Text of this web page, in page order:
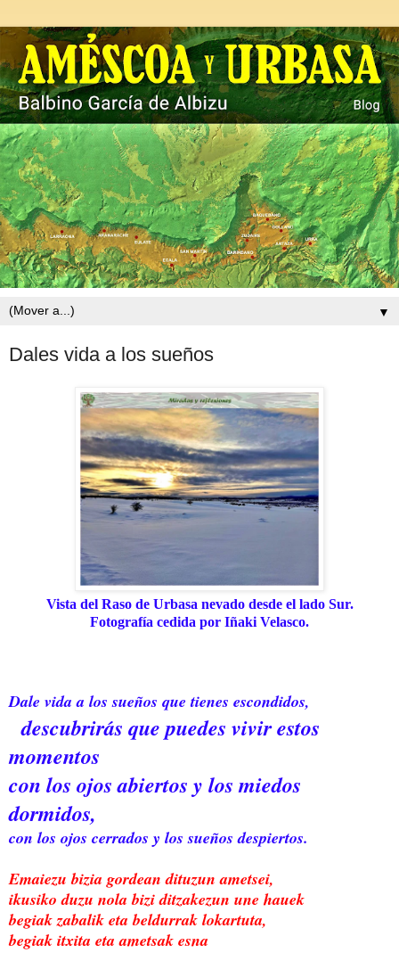
▼
Dales vida a los sueños
Vista del Raso de Urbasa nevado desde el lado Sur.
Fotografía cedida por Iñaki Velasco.
Dale vida a los sueños que tienes escondidos,
descubrirás que puedes vivir estos
momentos
con los ojos abiertos y los miedos
dormidos,
con los ojos cerrados y los sueños despiertos.
Emaiezu bizia gordean dituzun ametsei,
ikusiko duzu nola bizi ditzakezun une hauek
begiak zabalik eta beldurrak lokartuta,
begiak itxita eta ametsak esna